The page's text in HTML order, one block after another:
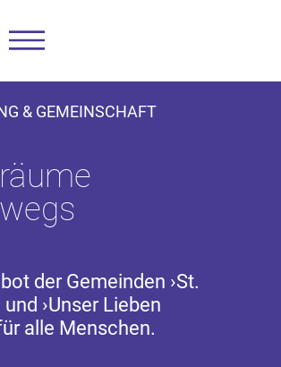
& GEMEINSCHAFT
der Gemeinden ›St.
und ›Unser Lieben
alle Menschen.